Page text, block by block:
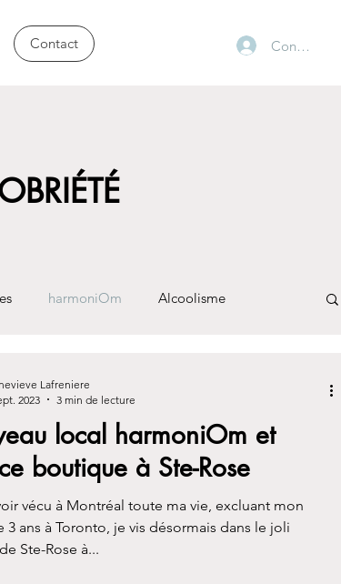
Contact Connexion
harmoniOm Alcoolisme
local harmoniOm et
boutique à Ste-Rose
vécu à Montréal toute ma vie, excluant mon
3 ans à Toronto, je vis désormais dans le joli
Ste-Rose à...
Lafreniere
2023
3 min de lecture